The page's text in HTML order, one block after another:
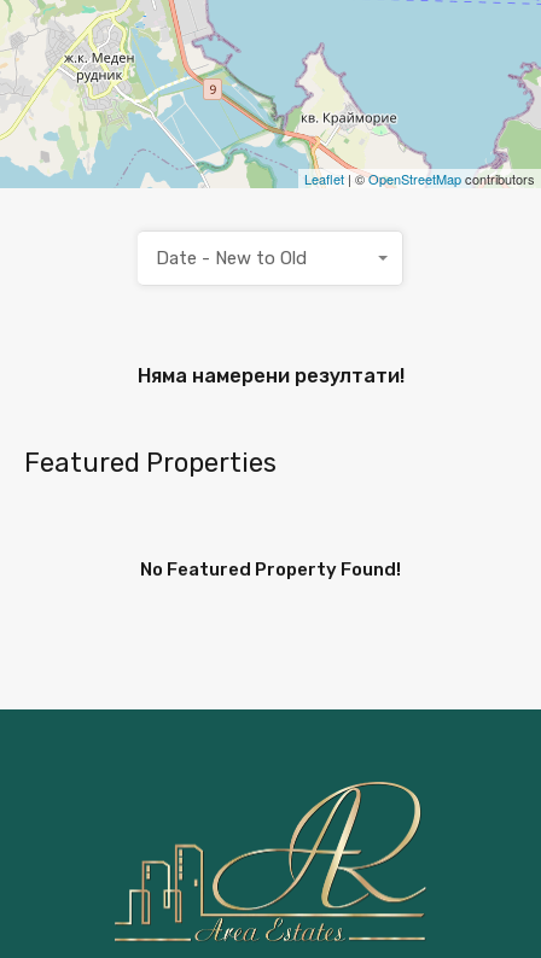
Leaflet | ©OpenStreetMapcontributors
Date - New to Old
Няма намерени резултати!
Featured Properties
No Featured Property Found!